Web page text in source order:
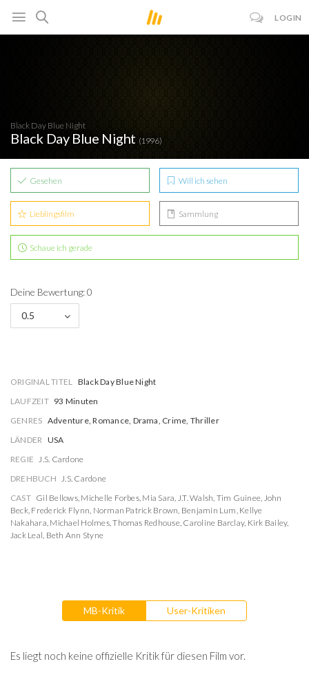
LOGIN
Black Day Blue Night
Black Day Blue Night (1996)
Gesehen Will ich sehen
Lieblingsfilm Sammlung
Schaue ich gerade
Deine Bewertung: 0
0.5
ORIGINAL TITEL Black Day Blue Night
LAUFZEIT 93 Minuten
GENRES Adventure, Romance, Drama, Crime, Thriller
LÄNDER USA
REGIE J.S. Cardone
DREHBUCH J.S. Cardone
CAST Gil Bellows, Michelle Forbes, Mia Sara, J.T. Walsh, Tim Guinee, John
Beck, Frederick Flynn, Norman Patrick Brown, Benjamin Lum, Kellye
Nakahara, Michael Holmes,Thomas Redhouse, Caroline Barclay, Kirk Bailey,
Jack Leal, Beth Ann Styne
MB-Kritik User-Kritiken
Es liegt noch keine offizielle Kritik für diesen Film vor.